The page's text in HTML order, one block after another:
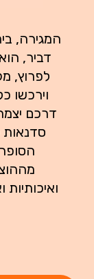
המגירה,
דביר,
לפרוץ,
וירכשו
דרכם
סדנאות